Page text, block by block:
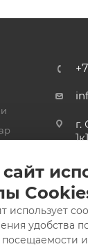
г.
использует
удобства
посещаемости